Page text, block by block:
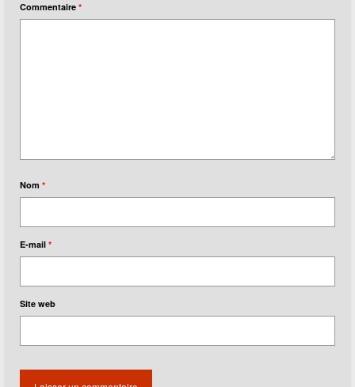
Commentaire *
Nom *
E-mail *
Site web